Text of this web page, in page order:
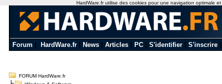
Forum HardWare.fr News Articles PC S'identifier S'inscrire
FORUM HardWare.fr
HardWare.fr utilise des cookies pour une navigation optimale